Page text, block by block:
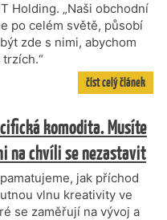
Holding. „Naši obchodní
po celém světě, působí
zde s nimi, abychom
číst celý článek
komodita. Musíte
na chvíli se nezastavit
jak příchod
vlnu kreativity ve
se zaměřují na vývoj a